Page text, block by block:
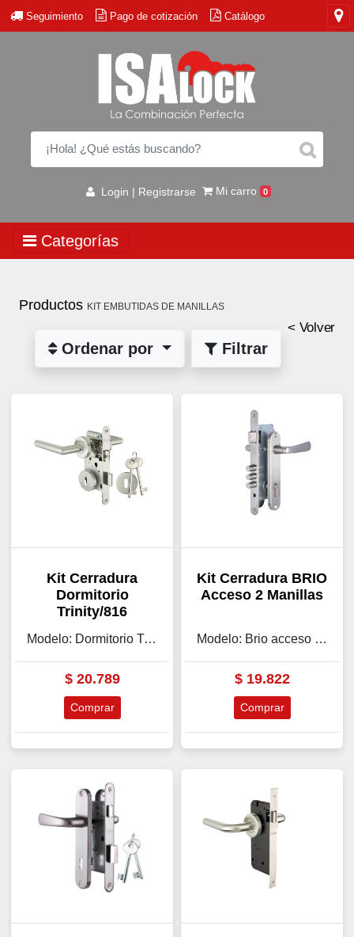
Seguimiento Pago de cotización Catálogo
Login | Registrarse Mi carro 0
Categorías
Productos KIT EMBUTIDAS DE MANILLAS
< Volver
Ordenar por Filtrar
Kit Cerradura
Dormitorio
Trinity/816
Modelo: Dormitorio Trinity/816
$20.789
Comprar
Kit Cerradura BRIO
Acceso 2 Manillas
Modelo: Brio acceso Doble Manilla
$19.822
Comprar